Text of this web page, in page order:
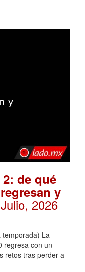
de qué
y
2026
temporada) La
regresa con un
retos tras perder a